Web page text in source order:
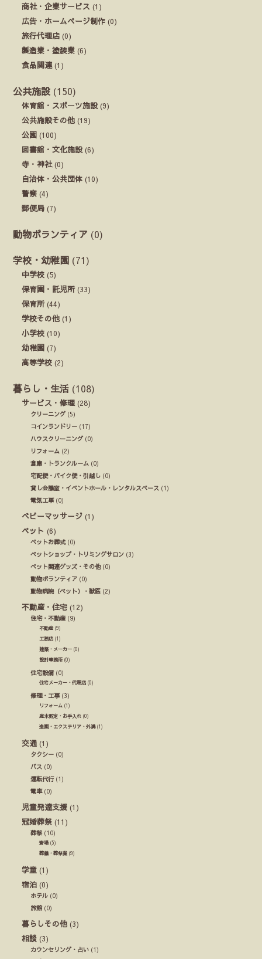
商社・企業サービス (1)
広告・ホームページ制作 (0)
旅行代理店 (0)
製造業・塗装業 (6)
食品関連 (1)
公共施設 (150)
体育館・スポーツ施設(9)
公共施設その他 (19)
公園 (100)
図書館・文化施設(6)
寺・神社(0)
自治体・公共団体 (10)
警察 (4)
郵便局 (7)
動物ボランティア (0)
学校・幼稚園 (71)
中学校 (5)
保育園・託児所(33)
保育所(44)
学校その他 (1)
小学校 (10)
幼稚園 (7)
高等学校 (2)
暮らし・生活 (108)
サービス・修理 (28)
クリーニング(5)
コインランドリー (17)
ハウスクリーニング(0)
リフォーム (2)
倉庫・トランクルーム (0)
宅配便・バイク便・引越し (0)
貸し会議室・イベントホール・レンタルスペース (1)
電気工事(0)
ベビーマッサージ (1)
ペット (6)
ペットお葬式(0)
ペットショップ・トリミングサロン (3)
ペット関連グッズ・その他(0)
動物ボランティア (0)
動物病院（ペット）・獣医 (2)
不動産・住宅 (12)
住宅・不動産 (9)
不動産 (9)
工務店 (1)
建築・メーカー (0)
設計事務所(0)
住宅設備(0)
住宅メーカー・代理店 (0)
修理・工事(3)
リフォーム (1)
庭木剪定・お手入れ (0)
造園・エクステリア・外溝(1)
交通 (1)
タクシー (0)
バス (0)
運転代行(1)
電車(0)
児童発達支援 (1)
冠婚葬祭 (11)
葬祭(10)
斎場(5)
葬儀・葬祭業 (9)
学童 (1)
宿泊 (0)
ホテル (0)
旅館 (0)
暮らしその他 (3)
相談 (3)
カウンセリング・占い (1)